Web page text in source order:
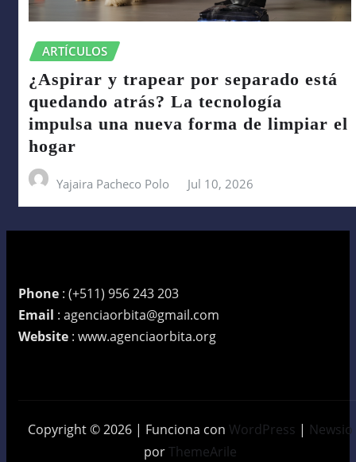
ARTÍCULOS
¿Aspirar y trapear por separado está
quedando atrás? La tecnología
impulsa una nueva forma de limpiar el
hogar
Yajaira Pacheco Polo Jul 10, 2026
Phone : (+511) 956 243 203
Email : agenciaorbita@gmail.com
Website : www.agenciaorbita.org
Copyright © 2026 | Funciona con WordPress | Newsio
porThemeArile